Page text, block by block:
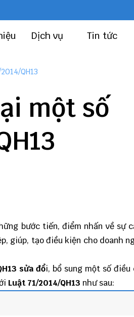
Dịch vụ Tin tức
QH13
một số
bước tiến, điểm nhấn về sự
giúp, tạo điều kiện cho doanh
sửa đổi, bổ sung một số điều
Luật 71/2014/QH13 như sau: